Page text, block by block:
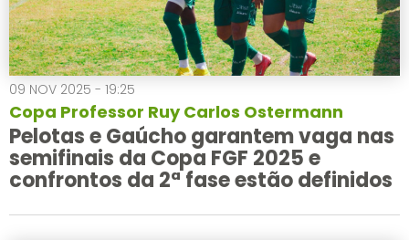
09 NOV 2025 - 19:25
Copa Professor Ruy Carlos Ostermann
Pelotas e Gaúcho garantem vaga nas
semifinais da Copa FGF 2025 e
confrontos da 2ª fase estão definidos